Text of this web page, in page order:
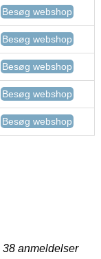
Besøg webshop
Besøg webshop
Besøg webshop
Besøg webshop
Besøg webshop
38 anmeldelser